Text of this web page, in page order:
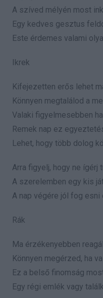
A szíved mélyén most
Egy kedves gesztus
Este érdemes valami
Ikrek
Kifejezetten erős lehet
Könnyen megtalálod a
Valaki figyelmesebben
Remek nap ez
Lehet, hogy több dolog
Arra figyelj, hogy ne ígérj
A szerelemben egy kis
A nap végére jól fog esni
Rák
Ma érzékenyebben
Könnyen megérzed, ha
Ez a belső finomság
Egy régi emlék vagy